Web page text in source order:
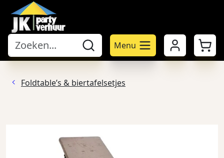
Menu Mijn account
Foldtable’s & biertafelsetjes